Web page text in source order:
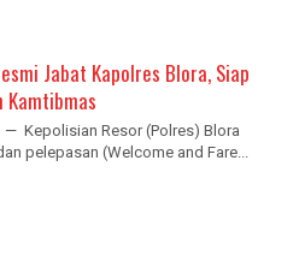
Jabat Kapolres Blora, Siap
Kamtibmas
— Kepolisian Resor (Polres) Blora
pelepasan (Welcome and Fare...